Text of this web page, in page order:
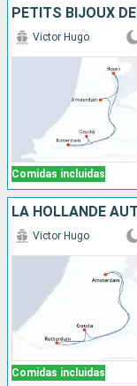
Comidas incluidas
Victor Hugo
LA HOLLANDE
Comidas incluidas
Victor Hugo